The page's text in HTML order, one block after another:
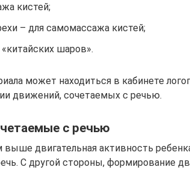
кистей;
– для самомассажа кистей;
шаров».
может находиться в кабинете
движений, сочетаемых с речью.
с речью
выше двигательная активность
С другой стороны, формирование